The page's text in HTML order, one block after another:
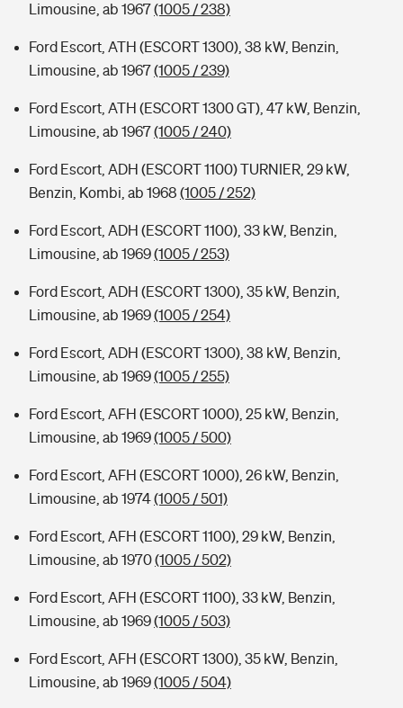
Limousine, ab 1967(1005 / 238)
Ford Escort, ATH (ESCORT 1300), 38 kW, Benzin,
Limousine, ab 1967(1005 / 239)
Ford Escort, ATH (ESCORT 1300 GT), 47 kW, Benzin,
Limousine, ab 1967(1005 / 240)
Ford Escort, ADH (ESCORT 1100) TURNIER, 29 kW,
Benzin, Kombi, ab 1968 (1005 / 252)
Ford Escort, ADH (ESCORT 1100), 33 kW, Benzin,
Limousine, ab 1969(1005 / 253)
Ford Escort, ADH (ESCORT 1300), 35 kW, Benzin,
Limousine, ab 1969(1005 / 254)
Ford Escort, ADH (ESCORT 1300), 38 kW, Benzin,
Limousine, ab 1969(1005 / 255)
Ford Escort, AFH (ESCORT 1000), 25 kW, Benzin,
Limousine, ab 1969(1005 / 500)
Ford Escort, AFH (ESCORT 1000), 26 kW, Benzin,
Limousine, ab 1974(1005 / 501)
Ford Escort, AFH (ESCORT 1100), 29 kW, Benzin,
Limousine, ab 1970(1005 / 502)
Ford Escort, AFH (ESCORT 1100), 33 kW, Benzin,
Limousine, ab 1969(1005 / 503)
Ford Escort, AFH (ESCORT 1300), 35 kW, Benzin,
Limousine, ab 1969(1005 / 504)